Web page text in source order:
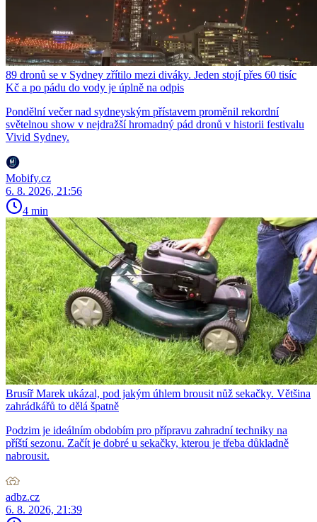
89 dronů se v Sydney zřítilo mezi diváky. Jeden stojí přes 60 tisíc
Kč a po pádu do vody je úplně na odpis
Pondělní večer nad sydneyským přístavem proměnil rekordní
světelnou show v nejdražší hromadný pád dronů v historii festivalu
Vivid Sydney.
Mobify.cz
6. 8. 2026, 21:56
4 min
Brusíř Marek ukázal, pod jakým úhlem brousit nůž sekačky. Většina
zahrádkářů to dělá špatně
Podzim je ideálním obdobím pro přípravu zahradní techniky na
příští sezonu. Začít je dobré u sekačky, kterou je třeba důkladně
nabrousit.
adbz.cz
6. 8. 2026, 21:39